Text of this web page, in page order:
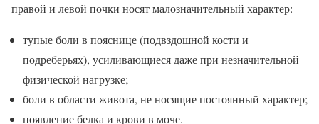
правой и левой почки носят малозначительный характер:
тупые боли в пояснице (подвздошной кости и
подреберьях), усиливающиеся даже при незначительной
физической нагрузке;
боли в области живота, не носящие постоянный характер;
появление белка и крови в моче.